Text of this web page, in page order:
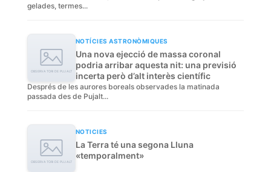
gelades, termes...
NOTÍCIES ASTRONÒMIQUES
Una nova ejecció de massa coronal
podria arribar aquesta nit: una previsió
incerta però d’alt interès científic
Després de les aurores boreals observades la matinada
passada des de Pujalt...
NOTICIES
La Terra té una segona Lluna
«temporalment»